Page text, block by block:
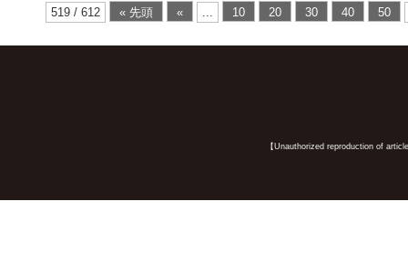
519 / 612 « 先頭 « ... 10 20 30 40 50
【Unauthorized reproduction of